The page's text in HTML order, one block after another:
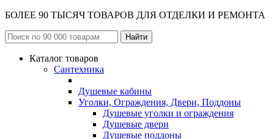
БОЛЕЕ 90 ТЫСЯЧ ТОВАРОВ ДЛЯ ОТДЕЛКИ И РЕМОНТА
Каталог товаров
Сантехника
Душевые кабины
Уголки, Ограждения, Двери, Поддоны
Душевые уголки и ограждения
Душевые двери
Душевые поддоны